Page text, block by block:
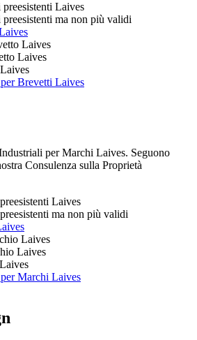
Laives
ma non più validi
Laives
Laives
Brevetti Laives
per Marchi Laives. Seguono
Consulenza sulla Proprietà
Laives
ma non più validi
Laives
Laives
Marchi Laives